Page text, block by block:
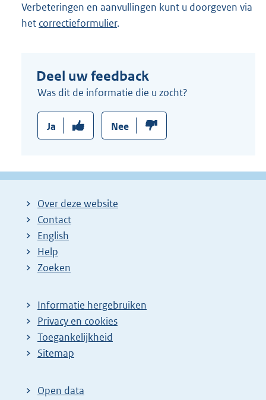
Verbeteringen en aanvullingen kunt u doorgeven via
het correctieformulier.
Deel uw feedback
Was dit de informatie die u zocht?
Ja Nee
Over deze website
Contact
English
Help
Zoeken
Informatie hergebruiken
Privacy en cookies
Toegankelijkheid
Sitemap
Open data